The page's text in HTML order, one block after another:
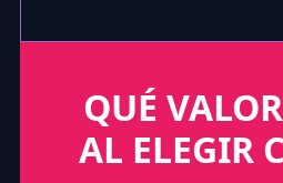
QUÉ
AL ELEGIR